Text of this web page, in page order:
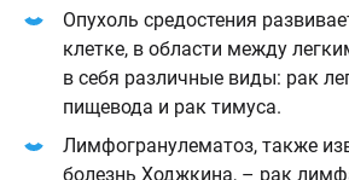
Опухоль средостения
клетке, в области между
в себя различные виды: рак
пищевода и рак тимуса.
Лимфогранулематоз, также
болезнь Ходжкина, – рак